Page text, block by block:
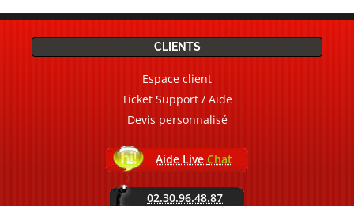
CLIENTS
Espace client
Ticket Support / Aide
Devis personnalisé
Aide Live Chat
02.30.96.48.87